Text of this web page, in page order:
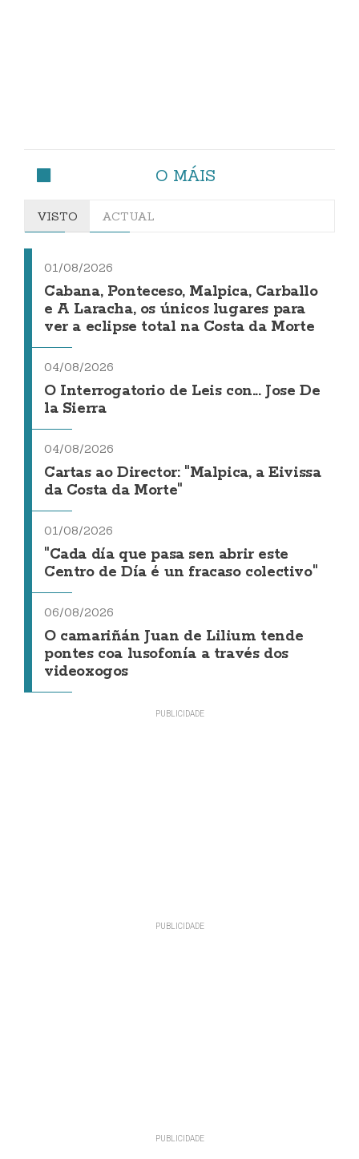
O MÁIS
VISTO ACTUAL
01/08/2026
Cabana, Ponteceso, Malpica, Carballo
e A Laracha, os únicos lugares para
ver a eclipse total na Costa da Morte
04/08/2026
O Interrogatorio de Leis con... Jose De
la Sierra
04/08/2026
Cartas ao Director: "Malpica, a Eivissa
da Costa da Morte"
01/08/2026
"Cada día que pasa sen abrir este
Centro de Día é un fracaso colectivo"
06/08/2026
O camariñán Juan de Lilium tende
pontes coa lusofonía a través dos
videoxogos